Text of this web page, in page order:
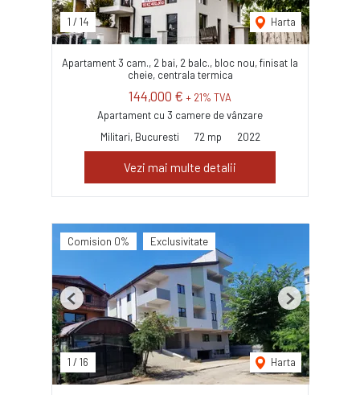
1 / 14 Harta
Apartament 3 cam., 2 bai, 2 balc., bloc nou, finisat la
cheie, centrala termica
144,000 € + 21% TVA
Apartament cu 3 camere de vânzare
Militari, Bucuresti
72 mp 2022
Vezi mai multe detalii
Comision 0% Exclusivitate
1 / 16 Harta
Previous Next